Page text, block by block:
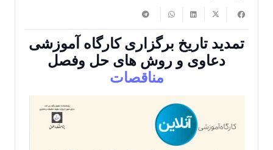
تمدید تاریخ برگزاری کارگاه آموزشی
دعاوی و روش های حل وفصل
مناقصات